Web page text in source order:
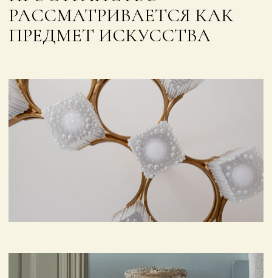
Мы предлагаем не просто квартиры,